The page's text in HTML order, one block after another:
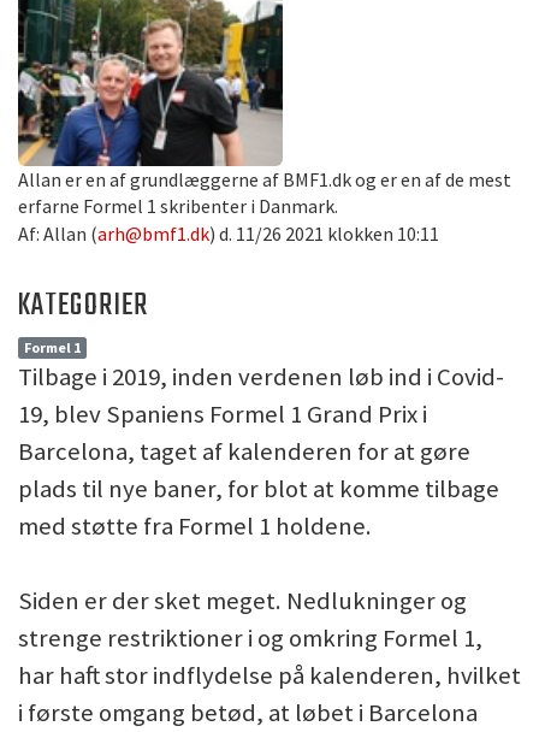
Allan er en af grundlæggerne af BMF1.dk og er en af de mest
erfarne Formel 1 skribenter i Danmark.
Af: Allan (arh@bmf1.dk) d. 11/26 2021 klokken 10:11
KATEGORIER
Formel 1
Tilbage i 2019, inden verdenen løb ind i Covid-
19, blev Spaniens Formel 1 Grand Prix i
Barcelona, taget af kalenderen for at gøre
plads til nye baner, for blot at komme tilbage
med støtte fra Formel 1 holdene.
Siden er der sket meget. Nedlukninger og
strenge restriktioner i og omkring Formel 1,
har haft stor indflydelse på kalenderen, hvilket
i første omgang betød, at løbet i Barcelona